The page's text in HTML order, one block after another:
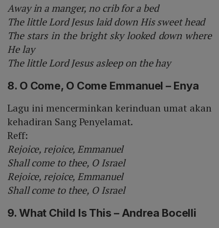
Away in a manger, no crib for a bed
The little Lord Jesus laid down His sweet head
The stars in the bright sky looked down where
He lay
The little Lord Jesus asleep on the hay
8. O Come, O Come Emmanuel – Enya
Lagu ini mencerminkan kerinduan umat akan
kehadiran Sang Penyelamat.
Reff:
Rejoice, rejoice, Emmanuel
Shall come to thee, O Israel
Rejoice, rejoice, Emmanuel
Shall come to thee, O Israel
9. What Child Is This – Andrea Bocelli